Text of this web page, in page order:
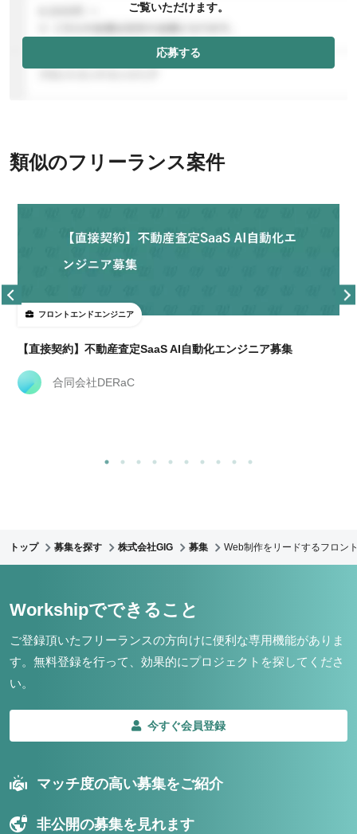
ご覧いただけます。
応募する
類似のフリーランス案件
フロントエンドエンジニア
【直接契約】不動産査定SaaS AI自動化エンジニア募集
合同会社DERaC
トップ 募集を探す 株式会社GIG 募集 Web制作をリードするフロン
Workshipでできること
ご登録頂いたフリーランスの方向けに便利な専用機能がありま
す。 無料登録を行って、効果的にプロジェクトを探してくださ
い。
今すぐ会員登録
マッチ度の高い募集をご紹介
非公開の募集を見れます